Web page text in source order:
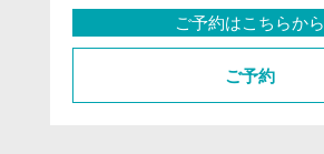
ご予約はこちらから
ご予約